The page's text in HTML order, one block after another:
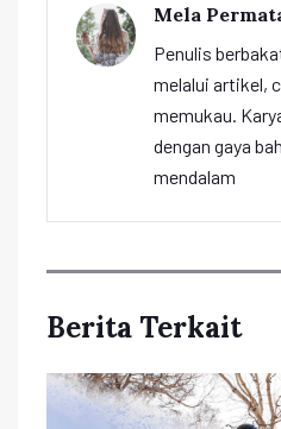
Mela
Penulis
melalui artikel,
memukau.
dengan gaya
mendalam
Berita Terkait